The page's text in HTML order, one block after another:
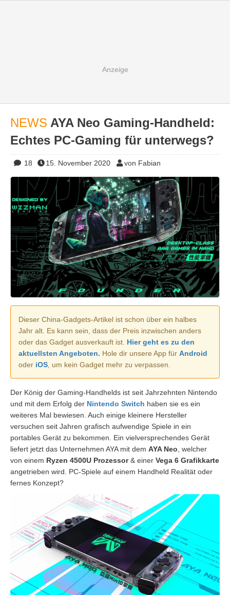
NEWS AYA Neo Gaming-Handheld:
Echtes PC-Gaming für unterwegs?
18 15. November 2020 von Fabian
Dieser China-Gadgets-Artikel ist schon über ein halbes
Jahr alt. Es kann sein, dass der Preis inzwischen anders
oder das Gadget ausverkauft ist. Hier geht es zu den
aktuellsten Angeboten. Hole dir unsere App für Android
oder iOS , um kein Gadget mehr zu verpassen.
Der König der Gaming-Handhelds ist seit Jahrzehnten Nintendo
und mit dem Erfolg der Nintendo Switch haben sie es ein
weiteres Mal bewiesen. Auch einige kleinere Hersteller
versuchen seit Jahren grafisch aufwendige Spiele in ein
portables Gerät zu bekommen. Ein vielversprechendes Gerät
liefert jetzt das Unternehmen AYA mit dem AYA Neo , welcher
von einem Ryzen 4500U Prozessor& einer Vega 6 Grafikkarte
angetrieben wird. PC-Spiele auf einem Handheld Realität oder
fernes Konzept?